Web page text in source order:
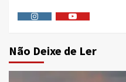
Não Deixe de Ler